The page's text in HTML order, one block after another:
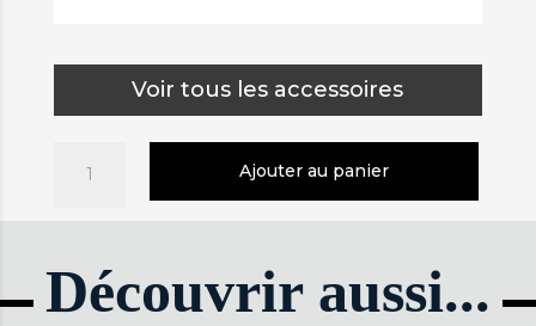
Voir tous les accessoires
dégarrotté
Ajouter au panier
Découvrir aussi...